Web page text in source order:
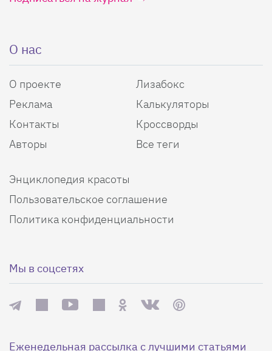
О нас
О проекте
Реклама
Контакты
Авторы
Лизабокс
Калькуляторы
Кроссворды
Все теги
Энциклопедия красоты
Пользовательское соглашение
Политика конфиденциальности
Мы в соцсетях
Еженедельная рассылка с лучшими статьями